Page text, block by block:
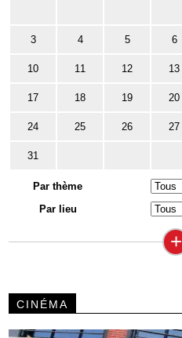
3 4 5 6
10 11 12 13
17 18 19 20
24 25 26 27
31
Par thème
Par lieu
+
CINÉMA